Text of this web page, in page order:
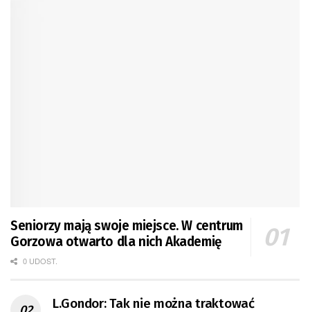
Seniorzy mają swoje miejsce. W centrum
Gorzowa otwarto dla nich Akademię
0 UDOST.
L.Gondor: Tak nie można traktować